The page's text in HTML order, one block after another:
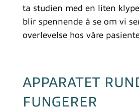
ta studien med en liten
blir spennende å se om vi
overlevelse hos våre
APPARATET
FUNGERER